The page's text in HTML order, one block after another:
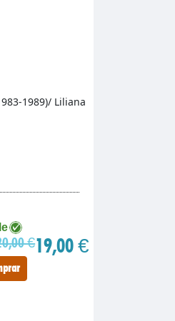
1989)/ Liliana
€19,00 €